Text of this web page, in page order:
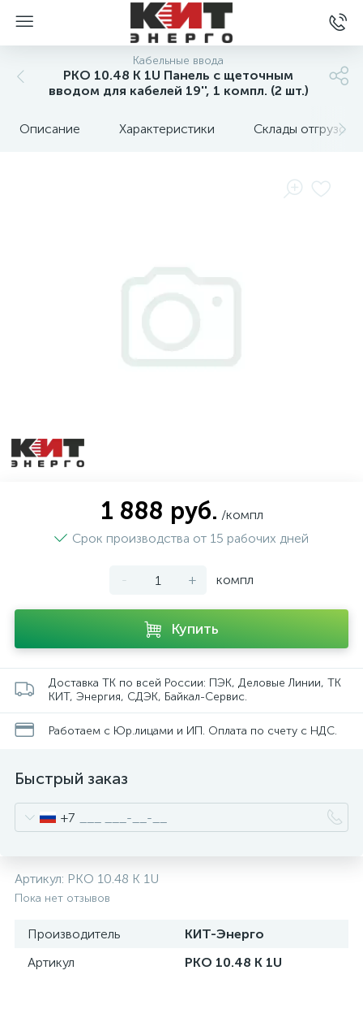
Кабельные ввода
PKO 10.48 K 1U Панель с щеточным
вводом для кабелей 19'', 1 компл. (2 шт.)
Описание Характеристики Склады отгрузок
1 888 руб. /компл
Срок производства от 15 рабочих дней
- + компл
Купить
Доставка ТК по всей России: ПЭК, Деловые Линии, ТК
КИТ, Энергия, СДЭК, Байкал-Сервис.
Работаем с Юр.лицами и ИП. Оплата по счету с НДС.
Быстрый заказ
+7
Артикул: PKO 10.48 K 1U
Пока нет отзывов
Производитель
КИТ-Энерго
Артикул
PKO 10.48 K 1U